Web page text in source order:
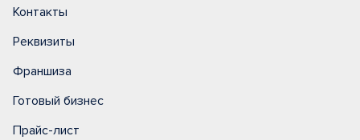
Контакты
Реквизиты
Франшиза
Готовый бизнес
Прайс-лист